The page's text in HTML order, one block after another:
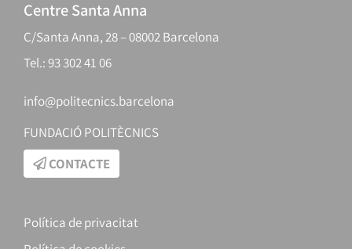
Centre Santa Anna
C/Santa Anna, 28 – 08002 Barcelona
Tel.: 93 302 41 06
info@politecnics.barcelona
FUNDACIÓ POLITÈCNICS
CONTACTE
Política de privacitat